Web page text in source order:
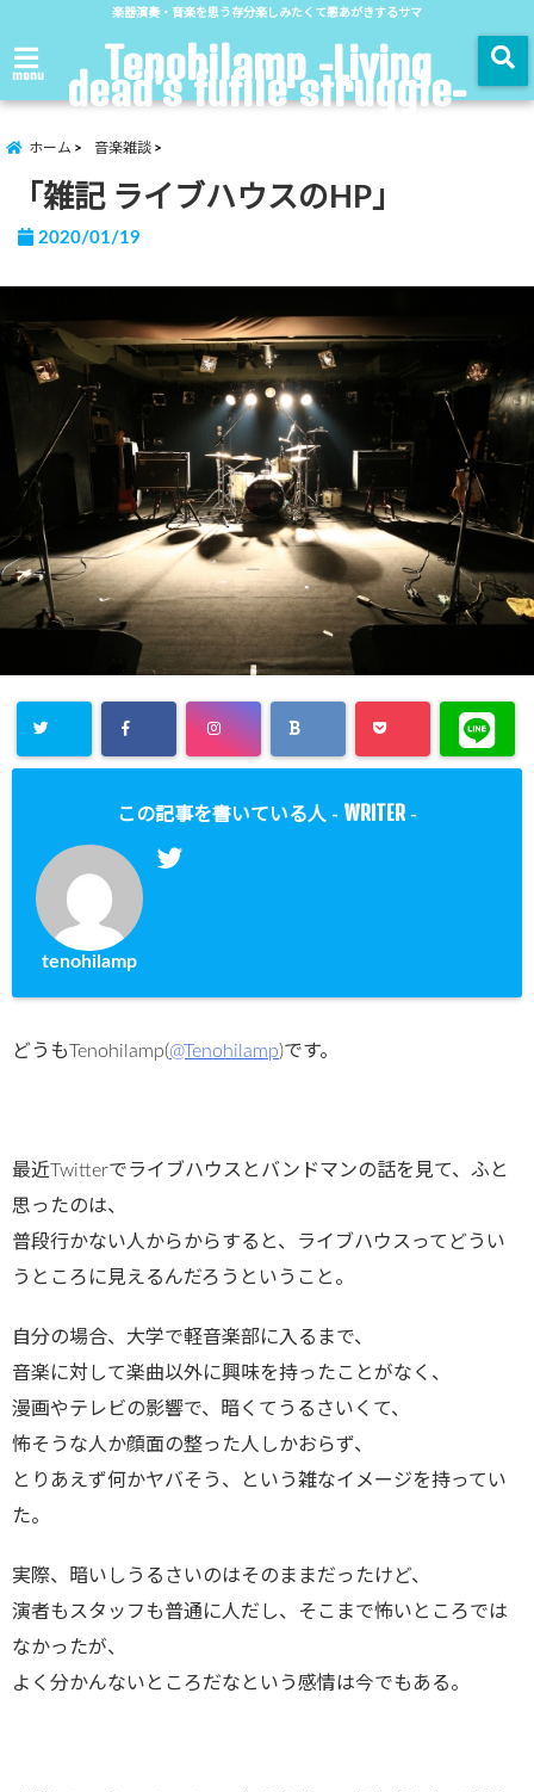
楽器演奏・音楽を思う存分楽しみたくて悪あがきするサマ
menu Tenohilamp -Living
dead's futile struggle-
ホーム 音楽雑談
「雑記 ライブハウスのHP」
2020/01/19
この記事を書いている人 - WRITER -
tenohilamp
どうもTenohilamp(@Tenohilamp)です。
最近Twitterでライブハウスとバンドマンの話を見て、ふと
思ったのは、
普段行かない人からからすると、ライブハウスってどうい
うところに見えるんだろうということ。
自分の場合、大学で軽音楽部に入るまで、
音楽に対して楽曲以外に興味を持ったことがなく、
漫画やテレビの影響で、暗くてうるさいくて、
怖そうな人か顔面の整った人しかおらず、
とりあえず何かヤバそう、という雑なイメージを持ってい
た。
実際、暗いしうるさいのはそのままだったけど、
演者もスタッフも普通に人だし、そこまで怖いところでは
なかったが、
よく分かんないところだなという感情は今でもある。